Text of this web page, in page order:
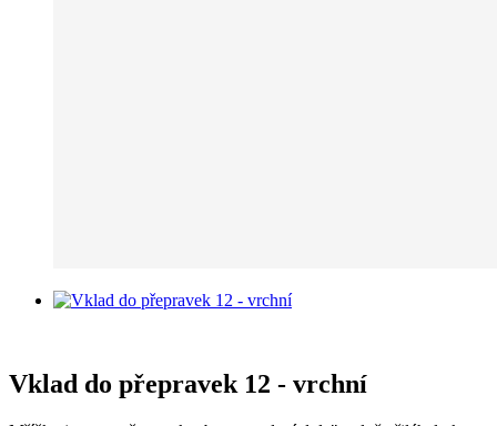
Vklad do přepravek 12 - vrchní